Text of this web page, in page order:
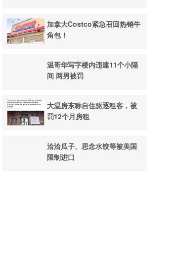
加拿大Costco紧急召回热销牛
角包！
温哥华写字楼内违建11个小隔
间 两男被罚
大温房东称自住驱逐租客，被
罚12个月房租
洽洽瓜子、思念水饺等被美国
限制进口